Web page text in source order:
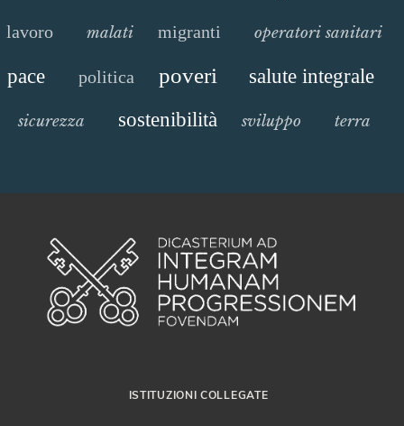
lavoro malati migranti operatori sanitari
pace politica poveri salute integrale
sicurezza sostenibilità sviluppo terra
ISTITUZIONI COLLEGATE